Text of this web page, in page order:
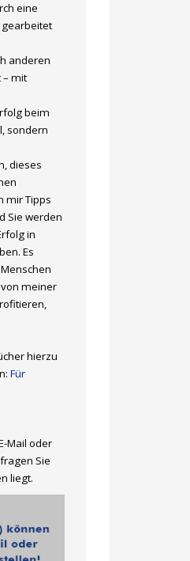
eine
gearbeitet
anderen
– mit
beim
sondern
dieses
mir Tipps
Sie werden
in
Es
meiner
hierzu
Für
Mail oder
Sie
liegt.